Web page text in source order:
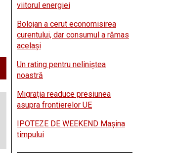
viitorul energiei
Bolojan a cerut economisirea
curentului, dar consumul a rămas
acelaşi
Un rating pentru neliniştea
noastră
Migraţia readuce presiunea
asupra frontierelor UE
IPOTEZE DE WEEKEND Maşina
timpului